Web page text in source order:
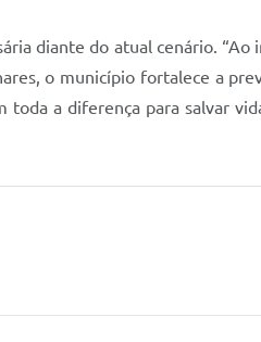
diante do atual cenário.
o município fortalece a
toda a diferença para salvar